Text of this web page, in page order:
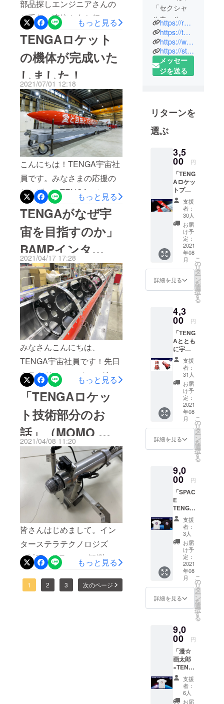
部品探しエンジニアさんの
お手伝い溶接も自ら行いま
すTENGAロケット制作風
景-其の弐へつづく
もっと見る
TENGAロケット
の機体が完成いた
しました！
2021/07/01 12:18
こんにちは！TENGA宇宙社
員です。みなさまの応援の
おかげで、TENGAロケット
の機体が無事完成いたしま
した！本当にありがとうご
ざいます！！ TENGAのアイ
デンティティを反映した赤
とシルバーのカラーリング
に、「愛と自由とTENGA」
のブランドメッセージを刻
んだ、まさにTENGAを象徴
する機体です！！TENGAロ
ケットの打ち上げは北海道
スペースポート(北海道大樹
町)にて2021年夏の実施を予
定しています。6月30日の機
体公開記者会見の模様は次
回ご報告させていただきま
す！
もっと見る
TENGAがなぜ宇
宙を目指すのか」
BAMPインタ
ビュー記事掲載
（終了まで残り４
日）
2021/04/17 17:28
みなさんこんにちは、
TENGA宇宙社員です！先日
クラウドファンディングメ
ディアの「BAMP」さん
で、インタビュー記事
「TENGAがロケットで宇宙
を目指す！？「TENGA宇宙
隊員募集」プロジェクトに
迫る」が掲載されました。
「TENGAがなぜ宇宙を目指
すのか」「TENGAがクラウ
ドファンディングに込めた
思い」「このプロジェクト
を通じて伝えたいこと」に
ついてお話させていただい
ております。インタビュー
ではお話していませんが、
TENGAロケットは本来であ
もっと見る
「TENGAロケッ
ト技術部分のお
話」（MOMO プ
ロジェクトマネー
ジャー 堀尾宗平）
2021/04/08 11:20
皆さんはじめまして。イン
ターステラテクノロジズ
（以下、IST）で、観測ロ
ケットMOMOのプロジェク
トマネージャーを務めてい
もっと見る
1 2 3 次のページ
「セクシャ
ルウェルネ
スグッズ」
を開発・製
造・販売す
るメーカー
です。『性
楽しめるも
のに変えて
いく』とい
ン、『世界
中の人々の
性生活を豊
かにし、人
を幸せにす
る』という
げ、現在は
69の国と地
域にお届け
していま
す。
TENGA公式
@TENGA_P
TENGA公式
instagram：
tenga_pr
https://rocket.tenga.co.jp/
https://tenga-group.com/
https://www.tenga.co.jp/
https://store.tenga.co.jp/tenga/index
メッセー
ジを送る
リターンを
選ぶ
3,5
00 円
「TENG
Aロケッ
トプロ
ジェク
ト ベー
シック
コー
ス」 ・
愛と自
由の寄
せ書き
に、想
いや願
いを書
こう ・
レート
に名前
を刻も
う ・限
定映像
公開 ・
TENGA
ロケッ
トプロ
ジェク
トス
テッ
カー×1
枚 ・
MOMO
ステッ
カー×1
像につ
いて：
時の非
公開映
像を、
打上げ
後に
WEBに
て限定
公開さ
せてい
ただき
ます。
※お届け
は2021
年夏頃
す。
支援
者：
30人
お届
け予
定：
2021
年08
月
詳細を見る
こ
の
リ
タ
ー
ン
を
選
択
す
る
4,3
00 円
「TENG
Aととも
に宇宙
へ！
コー
ス」
（ロ
ケット
TENGA
1本＋
ベー
シック
セッ
ト） ・
ロケッ
×1本 ・
愛と自
由の寄
せ書き
に、想
いや願
いを書
こう ・
メモリ
アルプ
レート
に名前
を刻も
う ・限
定映像
公開 ・
TENGA
トス
テッ
枚 ・
MOMO
ステッ
カー×1
定映像
公開映
支援
者：
31人
お届
け予
定：
2021
年08
月
詳細を見る
こ
の
リ
タ
ー
ン
を
選
択
す
る
9,0
00 円
「SPAC
E
TENGA
ロボT
シャツ
コー
ス」
（SPAC
TENGA
ロボT
シャツ
＋ベー
シック
セット
TENGA
ロ T
シャツ
・愛と
自由の
寄せ書
きに、
想いや
願いを
書こう
支援
者：
3人
お届
け予
定：
2021
年08
月
詳細を見る
こ
の
リ
タ
ー
ン
を
選
択
す
る
9,0
00 円
「漫☆
画太郎
×TENG
A
SPACE
ドクミ
&TENG
支援
者：
6人
お届